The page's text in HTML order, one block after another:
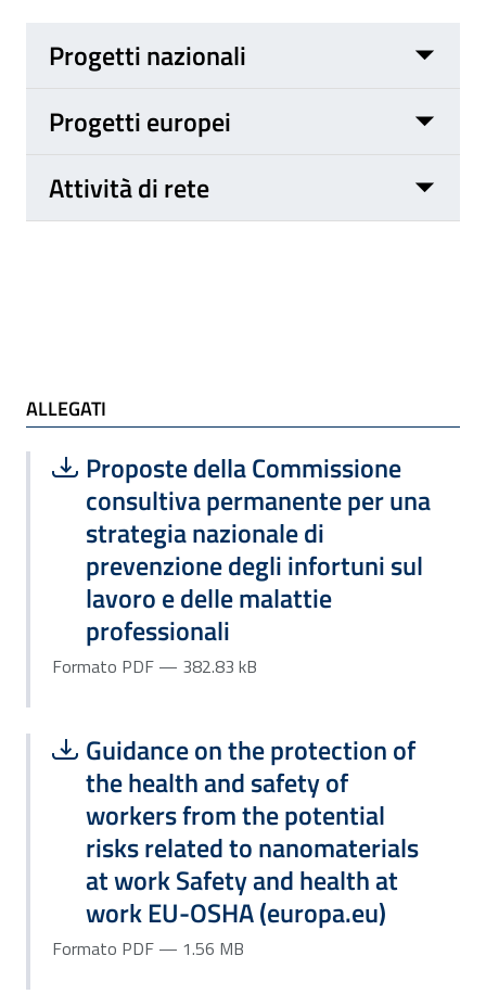
Progetti nazionali
Progetti europei
Attività di rete
ALLEGATI e TI POTREBBE INTERESSARE
ALLEGATI
Scarica file:
Proposte della Commissione
consultiva permanente per una
strategia nazionale di
prevenzione degli infortuni sul
lavoro e delle malattie
professionali
Formato PDF — Dimensione 382.83 kB
Formato PDF — 382.83 kB
Scarica file:
Guidance on the protection of
the health and safety of
workers from the potential
risks related to nanomaterials
at work Safety and health at
work EU-OSHA (europa.eu)
Formato PDF — Dimensione 1.56 MB
Formato PDF — 1.56 MB